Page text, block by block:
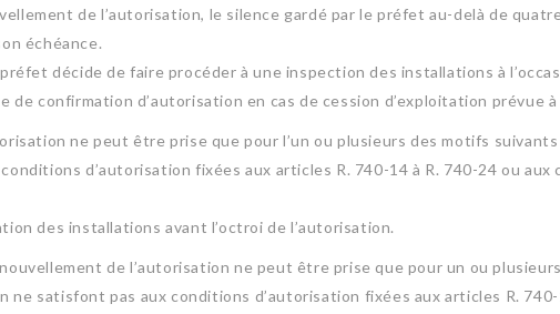
de l’autorisation, le silence gardé par le préfet au-delà de
échéance.
décide de faire procéder à une inspection des installations à
de confirmation d’autorisation en cas de cession d’exploitation prévue à
ne peut être prise que pour l’un ou plusieurs des motifs suivants
d’autorisation fixées aux articles R. 740-14 à R. 740-24 ou
des installations avant l’octroi de l’autorisation.
de l’autorisation ne peut être prise que pour un ou
satisfont pas aux conditions d’autorisation fixées aux articles R.